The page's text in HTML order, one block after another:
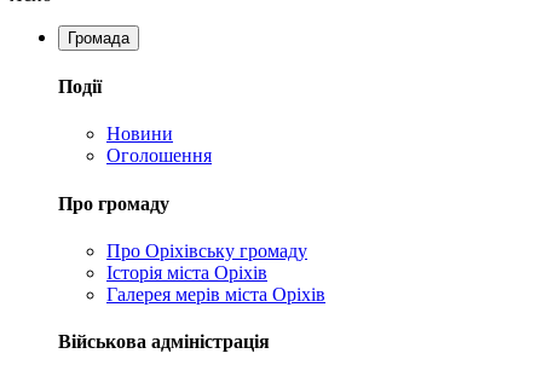
Громада
Події
Новини
Оголошення
Про громаду
Про Оріхівську громаду
Історія міста Оріхів
Галерея мерів міста Оріхів
Військова адміністрація